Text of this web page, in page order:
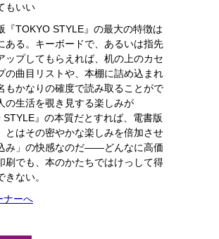
もいい
『TOKYO STYLE』の最大の特徴は
ある。キーボードで、あるいは指先
ップしてもらえれば、机の上のカセ
の曲目リストや、本棚に詰め込まれ
もかなりの確度で読み取ることがで
の生活を覗き見する楽しみが
STYLE』の本質だとすれば、電書版
とはその密やかな楽しみを倍加させ
み」の快感なのだ――どんなに高価
刷でも、本のかたちではけっして得
きない。
ナーへ